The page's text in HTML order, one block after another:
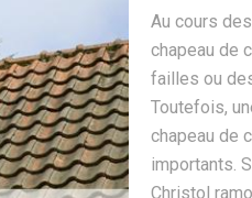
Au cours
chapeau de
failles ou
Toutefois,
chapeau de
importants.
Christol